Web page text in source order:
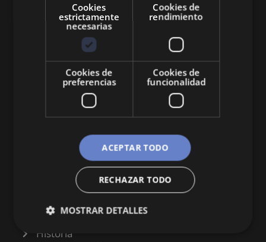
Queremos mantenerte al día en temas de
economía, finanzas, negocios, derecho, historia
y curiosidades sobre todo lo relacionado con la
economía y empresa.
CATEGORÍAS
Finanzas
Derecho
Historia
Cookies
estrictamente
necesarias
Cookies de
rendimiento
Cookies de
preferencias
Cookies de
funcionalidad
ACEPTAR TODO
RECHAZAR TODO
MOSTRAR DETALLES